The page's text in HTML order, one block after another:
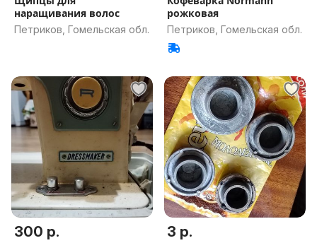
наращивания волос
Петриков, Гомельская обл.
рожковая
Петриков, Гомельская обл.
300 р. 3 р.